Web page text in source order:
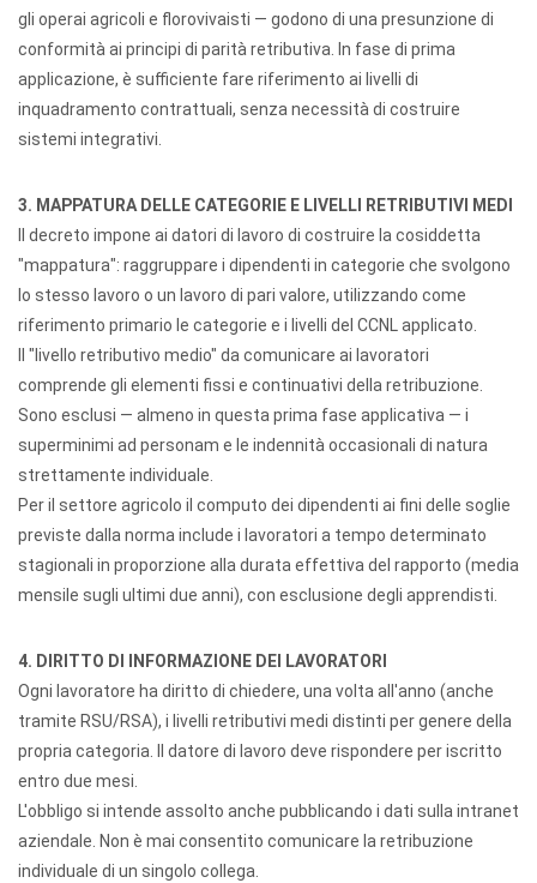
gli operai agricoli e florovivaisti — godono di una presunzione di
conformità ai principi di parità retributiva. In fase di prima
applicazione, è sufficiente fare riferimento ai livelli di
inquadramento contrattuali, senza necessità di costruire
sistemi integrativi.
3. MAPPATURA DELLE CATEGORIE E LIVELLI RETRIBUTIVI MEDI
Il decreto impone ai datori di lavoro di costruire la cosiddetta
"mappatura": raggruppare i dipendenti in categorie che svolgono
lo stesso lavoro o un lavoro di pari valore, utilizzando come
riferimento primario le categorie e i livelli del CCNL applicato.
Il "livello retributivo medio" da comunicare ai lavoratori
comprende gli elementi fissi e continuativi della retribuzione.
Sono esclusi — almeno in questa prima fase applicativa — i
superminimi ad personam e le indennità occasionali di natura
strettamente individuale.
Per il settore agricolo il computo dei dipendenti ai fini delle soglie
previste dalla norma include i lavoratori a tempo determinato
stagionali in proporzione alla durata effettiva del rapporto (media
mensile sugli ultimi due anni), con esclusione degli apprendisti.
4. DIRITTO DI INFORMAZIONE DEI LAVORATORI
Ogni lavoratore ha diritto di chiedere, una volta all'anno (anche
tramite RSU/RSA), i livelli retributivi medi distinti per genere della
propria categoria. Il datore di lavoro deve rispondere per iscritto
entro due mesi.
L'obbligo si intende assolto anche pubblicando i dati sulla intranet
aziendale. Non è mai consentito comunicare la retribuzione
individuale di un singolo collega.